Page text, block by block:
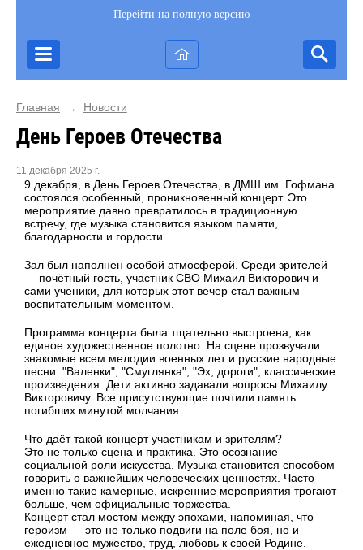
Перейти на полную версию
Главная → Новости
День Героев Отечества
11 декабря 2025 г.
9 декабря, в День Героев Отечества, в ДМШ им. Гофмана
состоялся особенный, проникновенный концерт. Это
мероприятие давно превратилось в традиционную
встречу, где музыка становится языком памяти,
благодарности и гордости.
Зал был наполнен особой атмосферой. Среди зрителей
— почётный гость, участник СВО Михаил Викторович и
сами ученики, для которых этот вечер стал важным
воспитательным моментом.
Программа концерта была тщательно выстроена, как
единое художественное полотно. На сцене прозвучали
знакомые всем мелодии военных лет и русские народные
песни. "Валенки", "Смуглянка", "Эх, дороги", классические
произведения. Дети активно задавали вопросы Михаилу
Викторовичу. Все присутствующие почтили память
погибших минутой молчания.
Что даёт такой концерт участникам и зрителям?
Это не только сцена и практика. Это осознание
социальной роли искусства. Музыка становится способом
говорить о важнейших человеческих ценностях. Часто
именно такие камерные, искренние мероприятия трогают
больше, чем официальные торжества.
Концерт стал мостом между эпохами, напоминая, что
героизм — это не только подвиги на поле боя, но и
ежедневное мужество, труд, любовь к своей Родине.